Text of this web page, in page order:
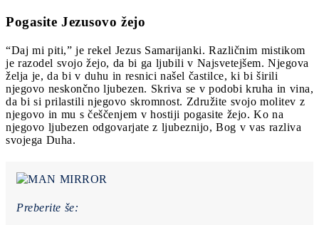
Pogasite Jezusovo žejo
“Daj mi piti,” je rekel Jezus Samarijanki. Različnim mistikom
je razodel svojo žejo, da bi ga ljubili v Najsvetejšem. Njegova
želja je, da bi v duhu in resnici našel častilce, ki bi širili
njegovo neskončno ljubezen. Skriva se v podobi kruha in vina,
da bi si prilastili njegovo skromnost. Združite svojo molitev z
njegovo in mu s češčenjem v hostiji pogasite žejo. Ko na
njegovo ljubezen odgovarjate z ljubeznijo, Bog v vas razliva
svojega Duha.
Preberite še: